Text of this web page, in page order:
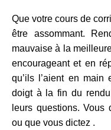
Que votre cours de
être assommant.
mauvaise à la
encourageant et en
qu’ils l’aient en
doigt à la fin du
leurs questions.
ou que vous dictez .